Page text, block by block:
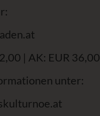
| AK: EUR 36,00
unter: